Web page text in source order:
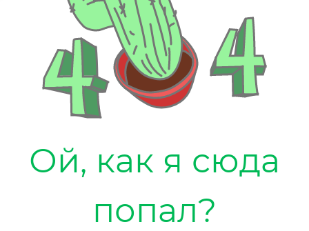
Ой, как я сюда
попал?